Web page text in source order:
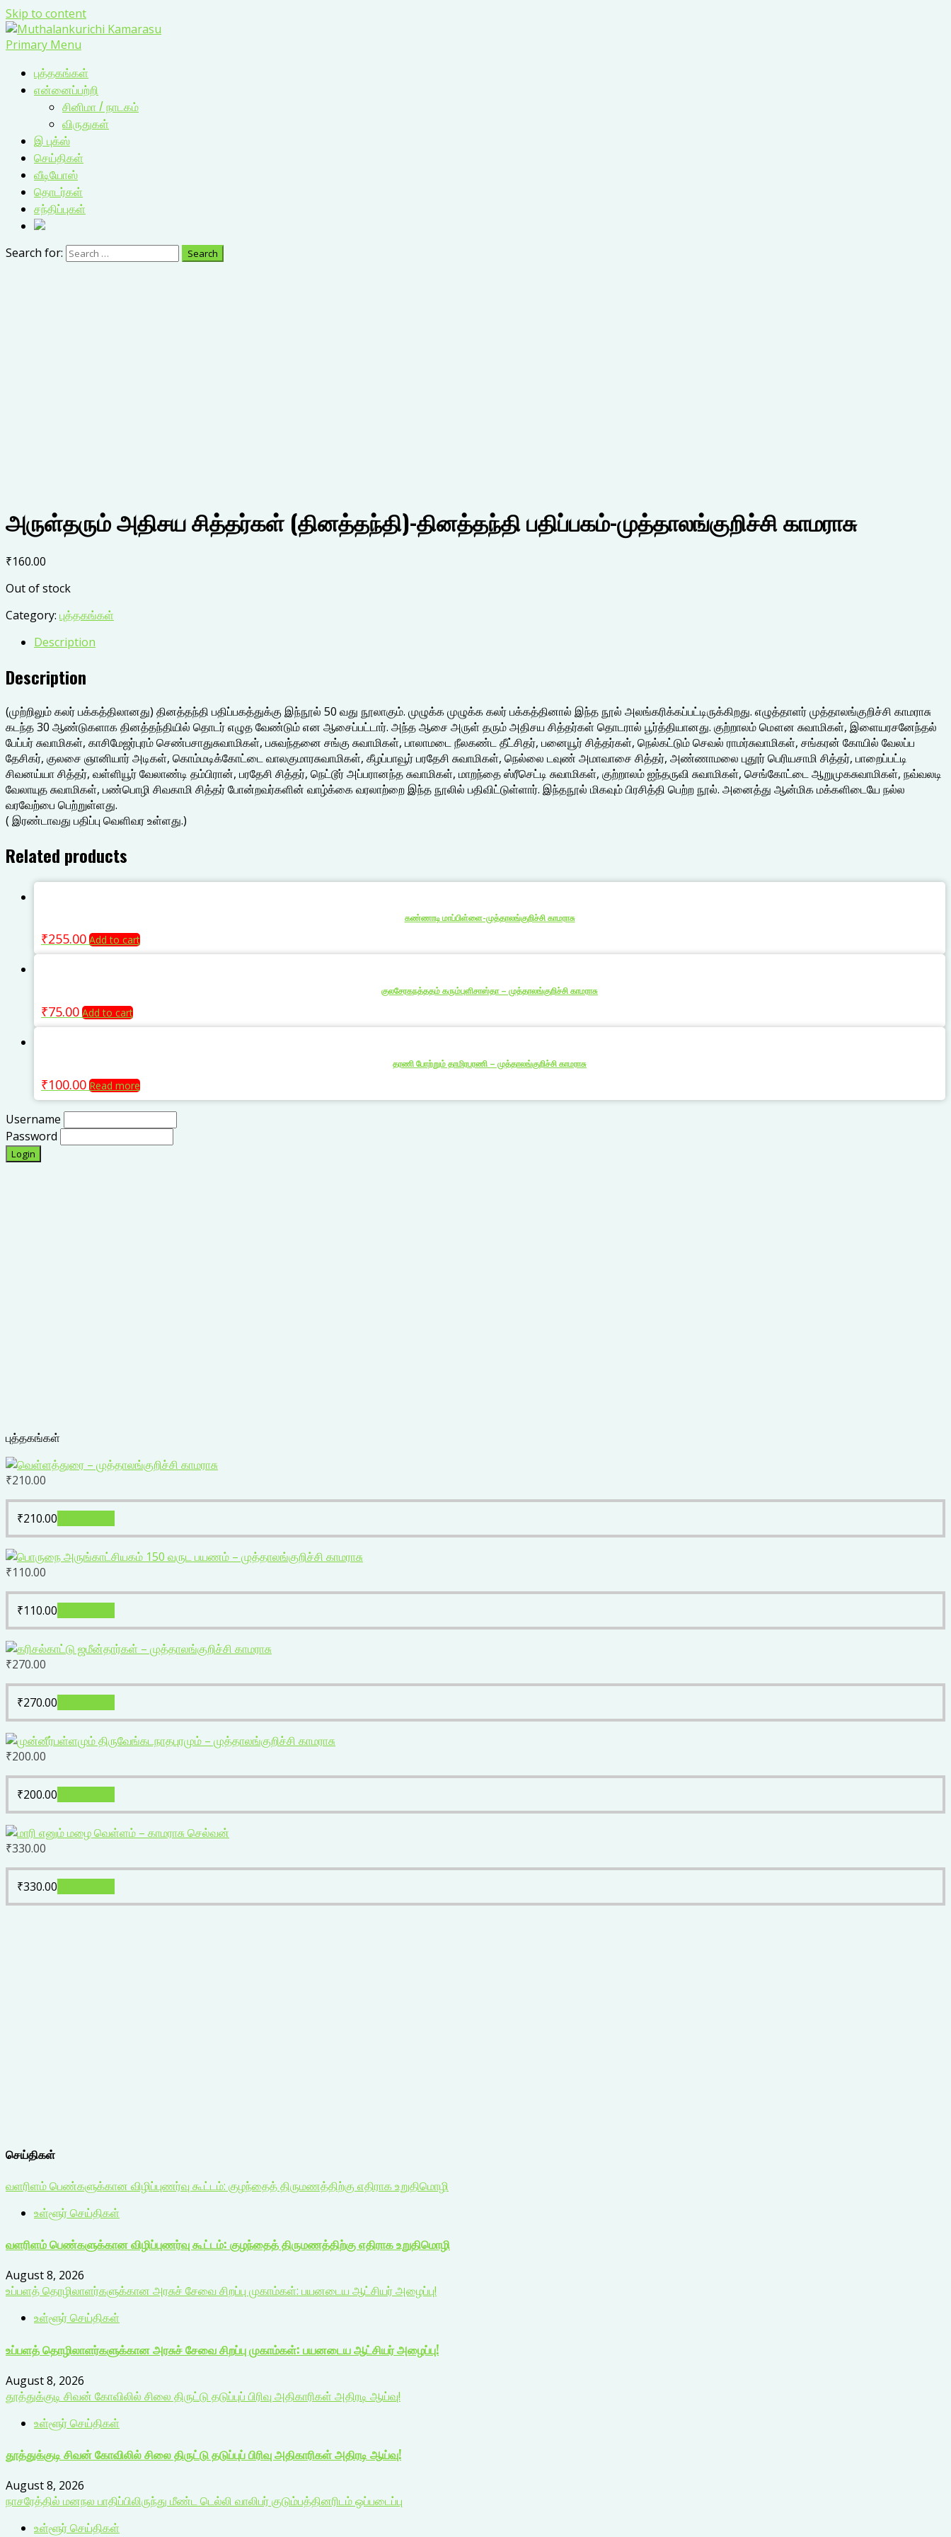
Skip to content
Primary Menu
புத்தகங்கள்
என்னைப்பற்றி
சினிமா / நாடகம்
விருதுகள்
இ புக்ஸ்
செய்திகள்
வீடியோஸ்
தொடர்கள்
சந்திப்புகள்
Search for:
அருள்தரும் அதிசய சித்தர்கள் (தினத்தந்தி)-தினத்தந்தி பதிப்பகம்-முத்தாலங்குறிச்சி காமராசு
₹160.00
Out of stock
Category: புத்தகங்கள்
Description
Description
(முற்றிலும் கலர் பக்கத்திலானது) தினத்தந்தி பதிப்பகத்துக்கு இந்நூல் 50 வது நூலாகும். முழுக்க முழுக்க கலர் பக்கத்தினால் இந்த நூல் அலங்கரிக்கப்பட்டிருக்கிறது. எழுத்தாளர் முத்தாலங்குறிச்சி காமராசு
கடந்த 30 ஆண்டுகளாக தினத்தந்தியில் தொடர் எழுத வேண்டும் என ஆசைப்பட்டார். அந்த ஆசை அருள் தரும் அதிசய சித்தர்கள் தொடரால் பூர்த்தியானது. குற்றாலம் மௌன சுவாமிகள், இளையரசனேந்தல்
பேப்பர் சுவாமிகள், காசிமேஜர்புரம் செண்பசாதுசுவாமிகள், பசுவந்தனை சங்கு சுவாமிகள், பாலாமடை நீலகண்ட தீட்சிதர், பனையூர் சித்தர்கள், நெல்கட்டும் செவல் ராமர்சுவாமிகள், சங்கரன் கோயில் வேலப்ப
தேசிகர், குலசை ஞானியார் அடிகள், கொம்மடிக்கோட்டை வாலகுமாரசுவாமிகள், கீழப்பாவூர் பரதேசி சுவாமிகள், நெல்லை டவுண் அமாவாசை சித்தர், அண்ணாமலை புதூர் பெரியசாமி சித்தர், பாறைப்பட்டி
சிவனய்யா சித்தர், வள்ளியூர் வேலாண்டி தம்பிரான், பரதேசி சித்தர், நெட்டூர் அப்பரானந்த சுவாமிகள், மாறந்தை ஸ்ரீசெட்டி சுவாமிகள், குற்றாலம் ஐந்தருவி சுவாமிகள், செங்கோட்டை ஆறுமுகசுவாமிகள், நவ்வலடி
வேலாயுத சுவாமிகள், பண்பொழி சிவகாமி சித்தர் போன்றவர்களின் வாழ்க்கை வரலாற்றை இந்த நூலில் பதிவிட்டுள்ளார். இந்தநூல் மிகவும் பிரசித்தி பெற்ற நூல். அனைத்து ஆன்மிக மக்களிடையே நல்ல
வரவேற்பை பெற்றுள்ளது.
( இரண்டாவது பதிப்பு வெளிவர உள்ளது.)
Related products
கண்ணாடி மாப்பிள்ளை-முத்தாலங்குறிச்சி காமராசு
₹255.00 Add to cart
குலசேரகநத்ததம் கரும்புளிசாஸ்தா – முத்தாலங்குறிச்சி காமராசு
₹75.00 Add to cart
தரணி போற்றும் தாமிரபரணி – முத்தாலங்குறிச்சி காமராசு
₹100.00 Read more
Username
Password
புத்தகங்கள்
₹210.00
₹210.00
₹110.00
₹110.00
₹270.00
₹270.00
₹200.00
₹200.00
₹330.00
₹330.00
செய்திகள்
வளரிளம் பெண்களுக்கான விழிப்புணர்வு கூட்டம்: குழந்தைத் திருமணத்திற்கு எதிராக உறுதிமொழி
உள்ளூர் செய்திகள்
வளரிளம் பெண்களுக்கான விழிப்புணர்வு கூட்டம்: குழந்தைத் திருமணத்திற்கு எதிராக உறுதிமொழி
August 8, 2026
உப்பளத் தொழிலாளர்களுக்கான அரசுச் சேவை சிறப்பு முகாம்கள்: பயனடைய ஆட்சியர் அழைப்பு!
உள்ளூர் செய்திகள்
உப்பளத் தொழிலாளர்களுக்கான அரசுச் சேவை சிறப்பு முகாம்கள்: பயனடைய ஆட்சியர் அழைப்பு!
August 8, 2026
தூத்துக்குடி சிவன் கோவிலில் சிலை திருட்டு தடுப்புப் பிரிவு அதிகாரிகள் அதிரடி ஆய்வு!
உள்ளூர் செய்திகள்
தூத்துக்குடி சிவன் கோவிலில் சிலை திருட்டு தடுப்புப் பிரிவு அதிகாரிகள் அதிரடி ஆய்வு!
August 8, 2026
நாசரேத்தில் மனநல பாதிப்பிலிருந்து மீண்ட டெல்லி வாலிபர் குடும்பத்தினரிடம் ஒப்படைப்பு
உள்ளூர் செய்திகள்